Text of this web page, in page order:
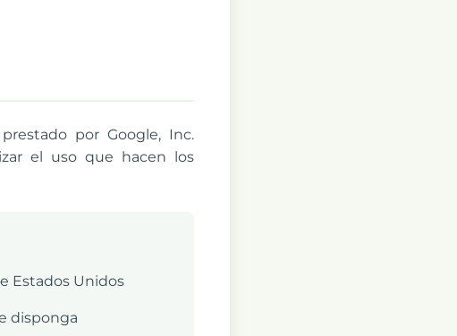
por Google, Inc.
el uso que hacen los
Estados Unidos
disponga